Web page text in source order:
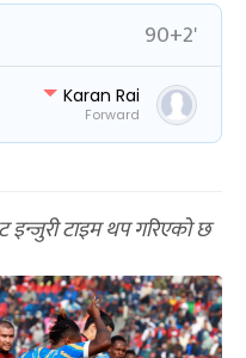
90+2'
Karan Rai
Forward
इन्जुरी टाइम थप गरिएको छ